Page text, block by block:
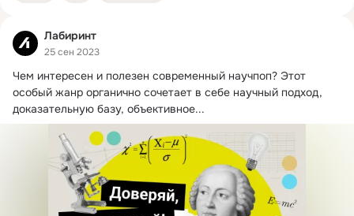
Лабиринт
25 сен 2023
Чем интересен и полезен современный научпоп? Этот
особый жанр органично сочетает в себе научный подход,
доказательную базу, объективное...